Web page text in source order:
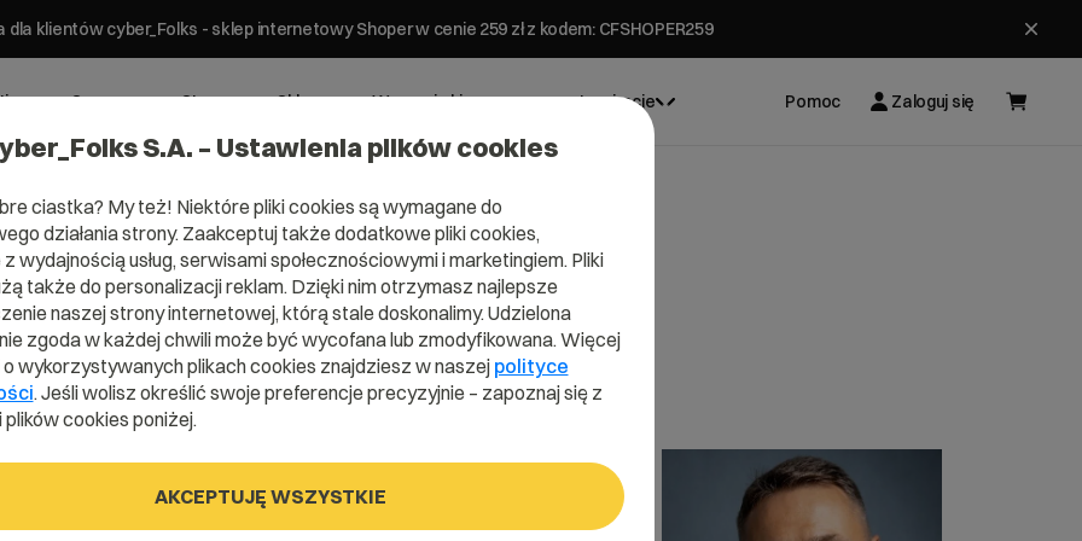
klientów cyber_Folks - sklep internetowy Shoper w cenie 259 zł z kodem: CFSHOPER259
Serwery Strony Sklepy Wsparcie biznesowe Inspiracje Pomoc Zaloguj się
plik ca-bundle?
ca-bundle?
S.A. – Ustawienia plików cookies
ciastka? My też! Niektóre pliki cookies są wymagane do
działania strony. Zaakceptuj także dodatkowe pliki cookies,
wydajnością usług, serwisami społecznościowymi i marketingiem. Pliki
także do personalizacji reklam. Dzięki nim otrzymasz najlepsze
naszej strony internetowej, którą stale doskonalimy. Udzielona
zgoda w każdej chwili może być wycofana lub zmodyfikowana. Więcej
wykorzystywanych plikach cookies znajdziesz w naszej polityce
. Jeśli wolisz określić swoje preferencje precyzyjnie – zapoznaj się z
cookies poniżej.
AKCEPTUJĘ WSZYSTKIE